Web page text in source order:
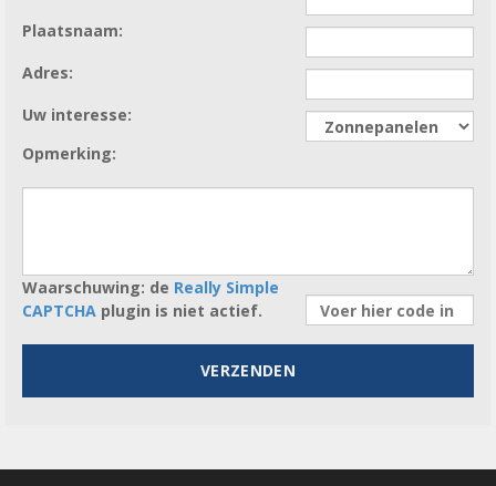
Plaatsnaam:
Adres:
Uw interesse:
Opmerking:
Waarschuwing: de Really Simple
CAPTCHA plugin is niet actief.